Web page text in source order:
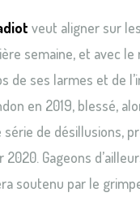
veut aligner sur
semaine, et avec
de ses larmes et de
en 2019, blessé,
de désillusions,
Gageons
soutenu par le